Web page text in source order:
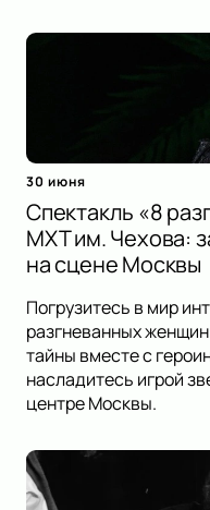
30 июня
Спектакль «8
МХТ им. Чехова:
на сцене Москвы
Погрузитесь в мир
разгневанных
тайны вместе с
насладитесь игрой
центре Москвы.